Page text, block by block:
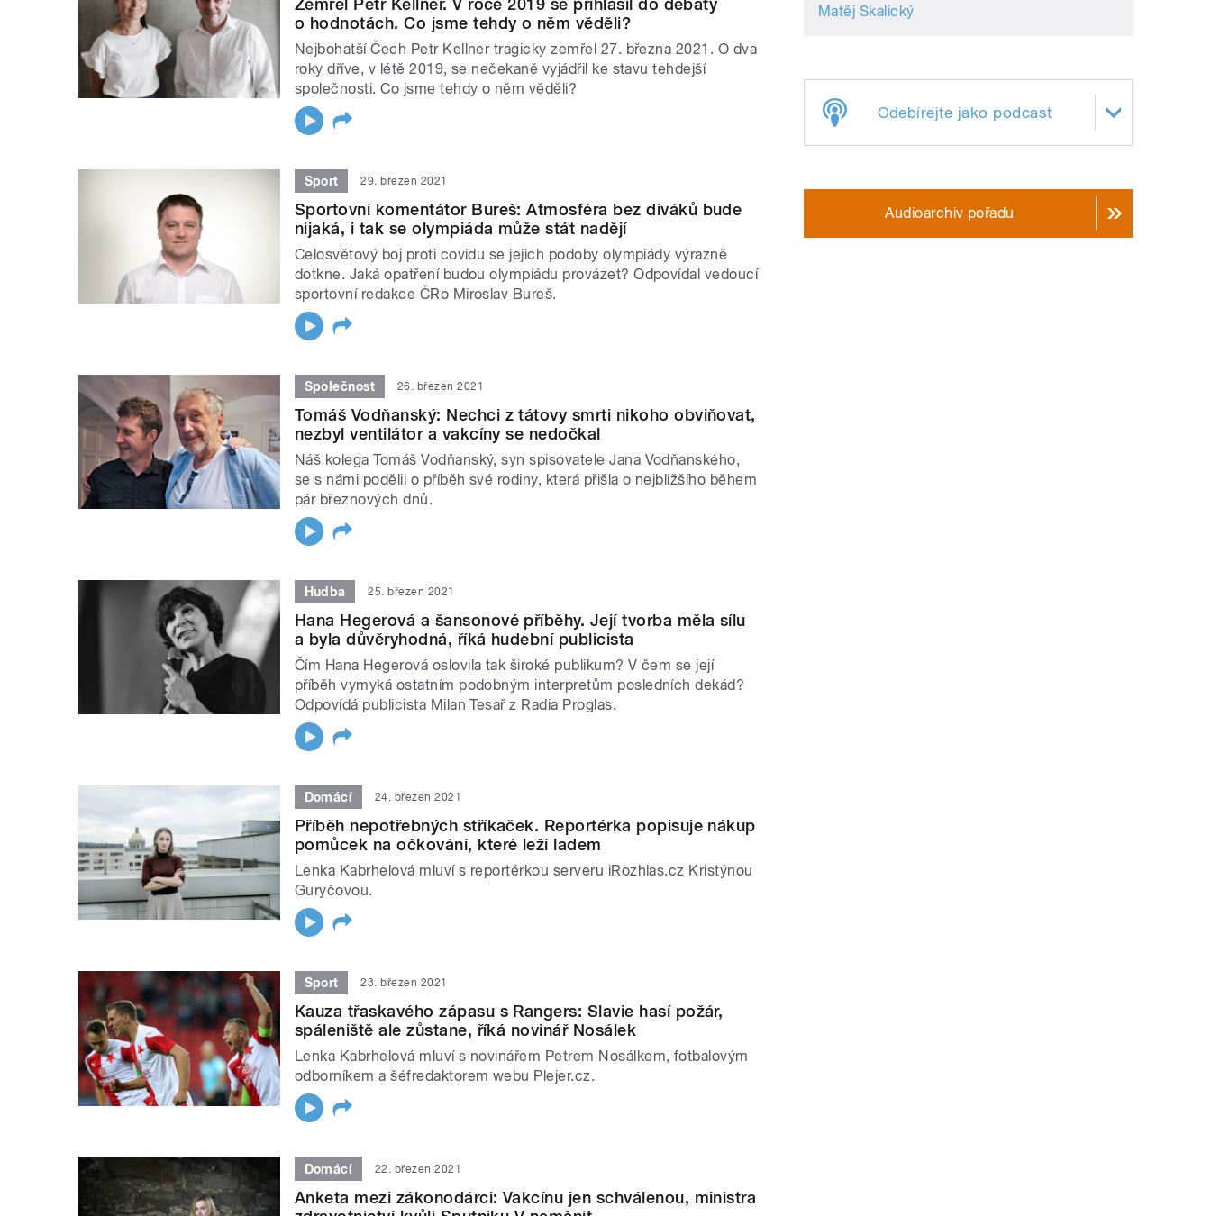
o hodnotách. Co jsme tehdy o něm věděli?
Nejbohatší Čech Petr Kellner tragicky zemřel 27. března 2021. O dva
roky dříve, v létě 2019, se nečekaně vyjádřil ke stavu tehdejší
společnosti. Co jsme tehdy o něm věděli?
Sport 29. březen 2021
Sportovní komentátor Bureš: Atmosféra bez diváků bude
nijaká, i tak se olympiáda může stát nadějí
Celosvětový boj proti covidu se jejich podoby olympiády výrazně
dotkne. Jaká opatření budou olympiádu provázet? Odpovídal vedoucí
sportovní redakce ČRo Miroslav Bureš.
Společnost 26. březen 2021
Tomáš Vodňanský: Nechci z tátovy smrti nikoho obviňovat,
nezbyl ventilátor a vakcíny se nedočkal
Náš kolega Tomáš Vodňanský, syn spisovatele Jana Vodňanského,
se s námi podělil o příběh své rodiny, která přišla o nejbližšího během
pár březnových dnů.
Hudba 25. březen 2021
Hana Hegerová a šansonové příběhy. Její tvorba měla sílu
a byla důvěryhodná, říká hudební publicista
Čím Hana Hegerová oslovila tak široké publikum? V čem se její
příběh vymyká ostatním podobným interpretům posledních dekád?
Odpovídá publicista Milan Tesař z Radia Proglas.
Domácí 24. březen 2021
Příběh nepotřebných stříkaček. Reportérka popisuje nákup
pomůcek na očkování, které leží ladem
Lenka Kabrhelová mluví s reportérkou serveru iRozhlas.cz Kristýnou
Guryčovou.
Sport 23. březen 2021
Kauza třaskavého zápasu s Rangers: Slavie hasí požár,
spáleniště ale zůstane, říká novinář Nosálek
Lenka Kabrhelová mluví s novinářem Petrem Nosálkem, fotbalovým
odborníkem a šéfredaktorem webu Plejer.cz.
Domácí 22. březen 2021
Anketa mezi zákonodárci: Vakcínu jen schválenou, ministra
Matěj Skalický
Odebírejte jako podcast
Audioarchiv pořadu